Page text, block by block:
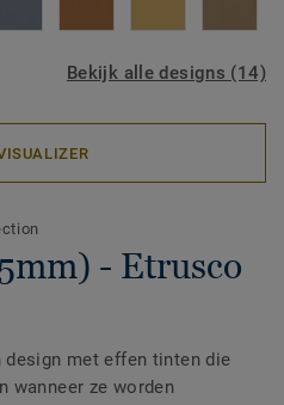
Bekijk alle designs (14)
- Etrusco
met effen tinten die
wanneer ze worden